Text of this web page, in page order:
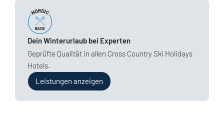
Dein Winterurlaub bei Experten
Geprüfte Qualität in allen Cross Country Ski Holidays
Hotels.
Leistungen anzeigen